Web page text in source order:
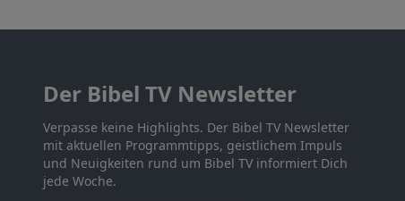
Der Bibel TV Newsletter
Verpasse keine Highlights. Der Bibel TV Newsletter
mit aktuellen Programmtipps, geistlichem Impuls
und Neuigkeiten rund um Bibel TV informiert Dich
jede Woche.